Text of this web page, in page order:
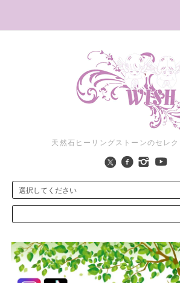
天然石ヒーリングストーンのセレ